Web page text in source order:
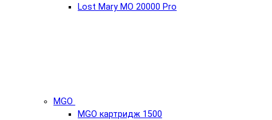
Lost Mary MO 20000 Pro
MGO
MGO картридж 1500